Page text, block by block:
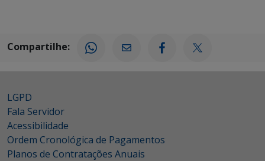
Compartilhe:
LGPD
Fala Servidor
Acessibilidade
Ordem Cronológica de Pagamentos
Planos de Contratações Anuais